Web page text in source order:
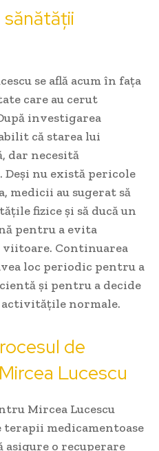
se află acum în fața
care au cerut
investigarea
că starea lui
dar necesită
nu există pericole
medicii au sugerat să
fizice și să ducă un
pentru a evita
Continuarea
loc periodic pentru a
și pentru a decide
activitățile normale.
de
Lucescu
Mircea Lucescu
medicamentoase
asigure o recuperare